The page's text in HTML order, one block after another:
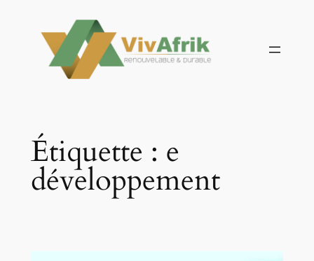
contenu
Étiquette : e
développement